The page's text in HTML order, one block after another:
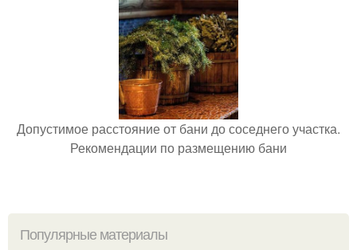
Допустимое расстояние от бани до соседнего участка.
Рекомендации по размещению бани
Популярные материалы